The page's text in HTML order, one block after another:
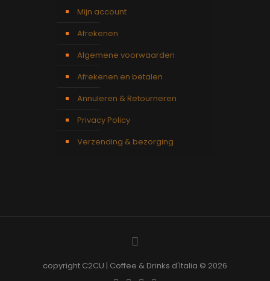
Mijn account
Afrekenen
Algemene voorwaarden
Afrekenen en betalen
Annuleren & Retourneren
Privacy Policy
Verzending & bezorging
copyright C2CU | Coffee & Drinks d'Italia © 2026